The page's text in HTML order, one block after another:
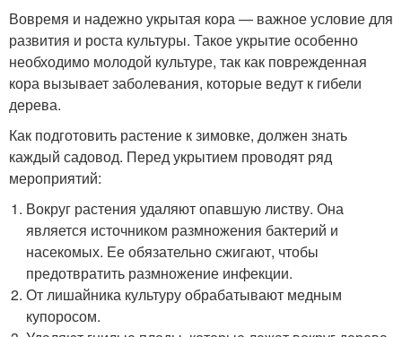
Вовремя и надежно укрытая кора — важное условие для
развития и роста культуры. Такое укрытие особенно
необходимо молодой культуре, так как поврежденная
кора вызывает заболевания, которые ведут к гибели
дерева.
Как подготовить растение к зимовке, должен знать
каждый садовод. Перед укрытием проводят ряд
мероприятий:
Вокруг растения удаляют опавшую листву. Она
является источником размножения бактерий и
насекомых. Ее обязательно сжигают, чтобы
предотвратить размножение инфекции.
От лишайника культуру обрабатывают медным
купоросом.